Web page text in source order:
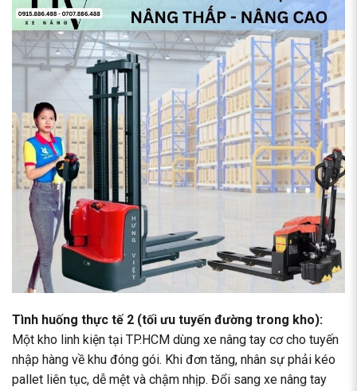
Tình huống thực tế 2 (tối ưu tuyến đường trong kho):
Một kho linh kiện tại TP.HCM dùng xe nâng tay cơ cho tuyến
nhập hàng về khu đóng gói. Khi đơn tăng, nhân sự phải kéo
pallet liên tục, dễ mệt và chậm nhịp. Đổi sang xe nâng tay